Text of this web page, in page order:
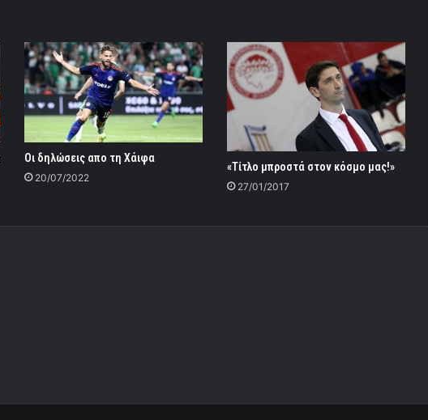
Οι δηλώσεις απο τη Χάιφα
20/07/2022
«Τίτλο μπροστά στον κόσμο μας!»
27/01/2017